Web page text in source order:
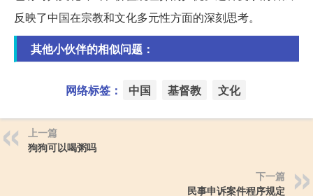
反映了中国在宗教和文化多元性方面的深刻思考。
其他小伙伴的相似问题：
网络标签： 中国 基督教 文化
上一篇
狗狗可以喝粥吗
下一篇
民事申诉案件程序规定